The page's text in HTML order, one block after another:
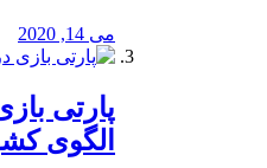
می 14, 2020
پارتی
الگوی